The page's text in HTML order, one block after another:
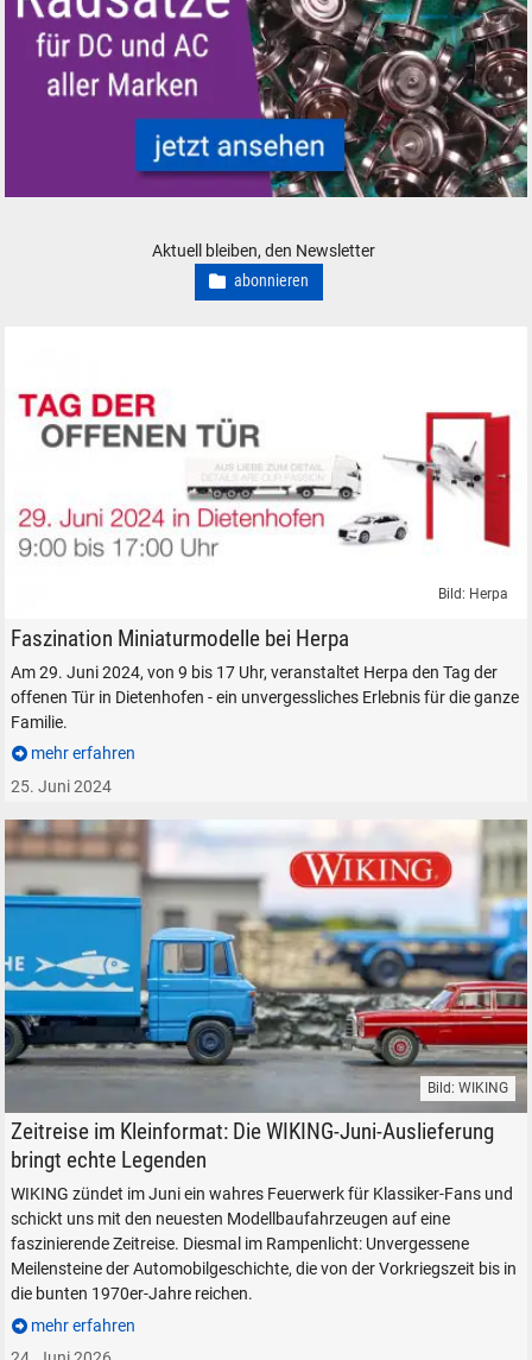
Aktuell bleiben, den Newsletter
abonnieren
Tag der offenen Tür bei Herpa in Dietenhofen am 29. Juni 2024
Bild: Herpa
Faszination Miniaturmodelle bei Herpa
Am 29. Juni 2024, von 9 bis 17 Uhr, veranstaltet Herpa den Tag der
offenen Tür in Dietenhofen - ein unvergessliches Erlebnis für die ganze
Familie.
mehr erfahren
25. Juni 2024
WIKING Neuheiten im Juni 2026 - Opel, Mercedes, Citroen, VW 1:87 H0
Bild: WIKING
Zeitreise im Kleinformat: Die WIKING-Juni-Auslieferung
bringt echte Legenden
WIKING zündet im Juni ein wahres Feuerwerk für Klassiker-Fans und
schickt uns mit den neuesten Modellbaufahrzeugen auf eine
faszinierende Zeitreise. Diesmal im Rampenlicht: Unvergessene
Meilensteine der Automobilgeschichte, die von der Vorkriegszeit bis in
die bunten 1970er-Jahre reichen.
mehr erfahren